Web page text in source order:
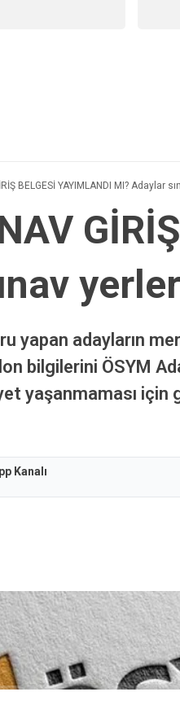
BELGESİ YAYIMLANDI MI? Adaylar
yapan adayların
bilgilerini ÖSYM
yaşanmaması
Kanalı